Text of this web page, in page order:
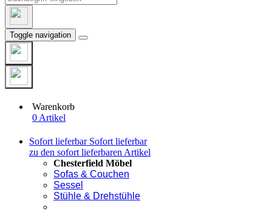
Toggle navigation
Warenkorb
0 Artikel
Sofort lieferbar Sofort lieferbar
zu den sofort lieferbaren Artikel
Chesterfield Möbel
Sofas & Couchen
Sessel
Stühle & Drehstühle